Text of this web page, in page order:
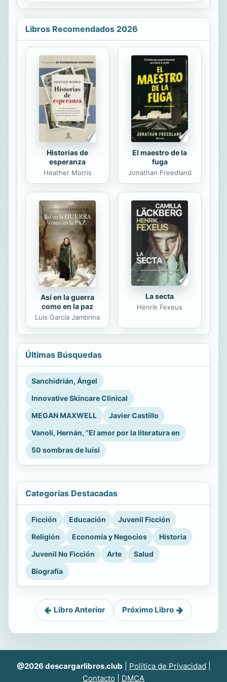
Estado, pero que es imposible
separar a Dios de la vida...
esposa es una mujer horrible, Carla.
de mi cuarto y ver a su hijo, estoy
enojada. ¿Ella tiene un hijo? Apuesto
a que es una cosita fea, igual que
ella. Estaba tan equivocada. De pie
en la sala de estar está Blake Stone,
mi enamorado del instituto. Había
pasado incontables horas mirándolo
fijamente. Incluso había visto lo que
llevaba en esos ...
Libros Recomendados 2026
Historias de
esperanza
Heather Morris
El maestro de la
fuga
Jonathan Freedland
Así en la guerra
como en la paz
Luis García Jambrina
La secta
Henrik Fexeus
Últimas Búsquedas
Sanchidrián, Ángel
Innovative Skincare Clinical
MEGAN MAXWELL
Javier Castillo
Vanoli, Hernán, “El amor por la literatura en
50 sombras de luisi
Categorías Destacadas
Ficción Educación
Juvenil Ficción
Religión
Economía y Negocios
Historia
Juvenil No Ficción
Arte
Salud
Biografía
Libro Anterior Próximo Libro
@2026 descargarlibros.club Política de Privacidad
Contacto
DMCA